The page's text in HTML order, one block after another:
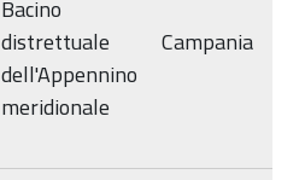
Bacino
distrettuale
dell'Appennino
meridionale
Campania